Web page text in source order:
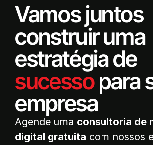
Vamos juntos
construir uma
estratégia de
sucessopara
empresa
Agende uma consultoria de
digital gratuita com nossos